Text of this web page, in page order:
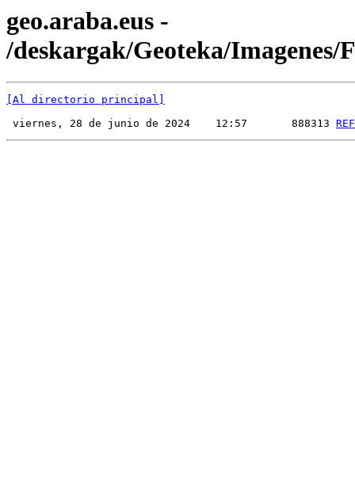
geo.araba.eus -
/deskargak/Geoteka/Imagenes/
[Al directorio principal]
viernes, 28 de junio de 2024    12:57       888313